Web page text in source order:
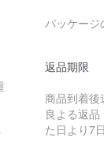
パッケージ
返品期限
商品到着後
良よる返
た日より7